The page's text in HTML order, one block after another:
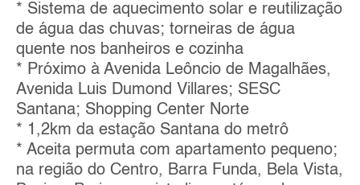
* Sistema de aquecimento solar e reutilização
de água das chuvas; torneiras de água
quente nos banheiros e cozinha
* Próximo à Avenida Leôncio de Magalhães,
Avenida Luis Dumond Villares; SESC
Santana; Shopping Center Norte
* 1,2km da estação Santana do metrô
* Aceita permuta com apartamento pequeno;
na região do Centro, Barra Funda, Bela Vista,